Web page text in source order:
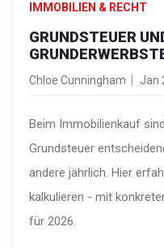
IMMOBILIEN & RECHT
GRUNDSTEUER
IMMOBILIENKAUF:
KOSTEN
Chloe Cunningham Jan
Beim Immobilienkauf
Grundsteuer
andere jährlich. Hier
kalkulieren - mit
für 2026.